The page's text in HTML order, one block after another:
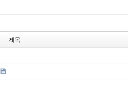
제목